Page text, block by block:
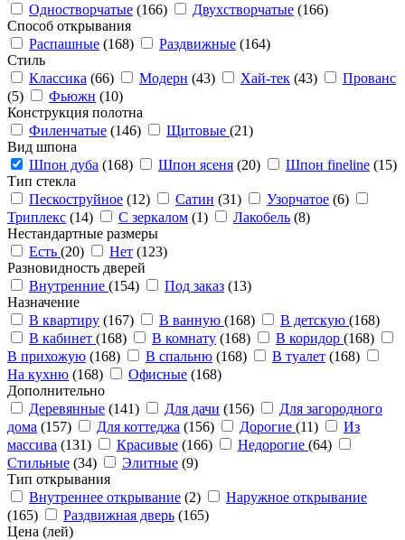
Одностворчатые (166) Двухстворчатые (166)
Способ открывания
Распашные (168) Раздвижные (164)
Стиль
Классика (66) Модерн (43) Хай-тек (43)
Прованс
(5)
Фьюжн (10)
Конструкция полотна
Филенчатые (146) Щитовые (21)
Вид шпона
Шпон дуба (168) Шпон ясеня (20) Шпон fineline (15)
Тип стекла
Пескоструйное (12) Сатин (31) Узорчатое (6)
Триплекс (14) С зеркалом (1) Лакобель (8)
Нестандартные размеры
Есть (20) Нет (123)
Разновидность дверей
Внутренние (154) Под заказ (13)
Назначение
В квартиру (167) В ванную (168) В детскую (168)
В кабинет (168) В комнату (168) В коридор (168)
В прихожую (168) В спальню (168) В туалет (168)
На кухню (168) Офисные (168)
Дополнительно
Деревянные (141) Для дачи (156)
Для загородного
дома (157) Для коттеджа (156) Дорогие (11)
Из
массива (131) Красивые (166) Недорогие (64)
Стильные (34) Элитные (9)
Тип открывания
Внутреннее открывание (2)
Наружное открывание
(165)
Раздвижная дверь (165)
Цена (лей)